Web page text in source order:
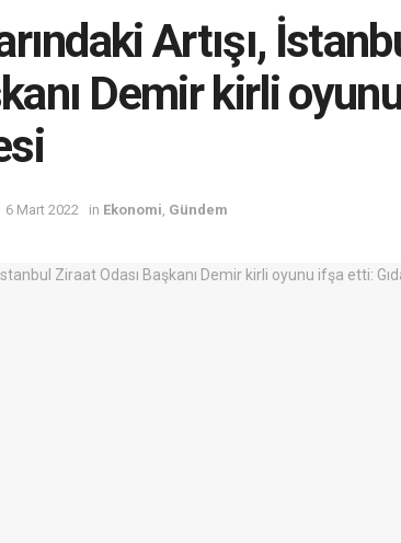
Artışı,
Demir kirli
6 Mart 2022 in Ekonomi Gündem